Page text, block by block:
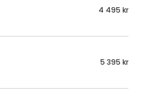
4 495 kr
5 395 kr